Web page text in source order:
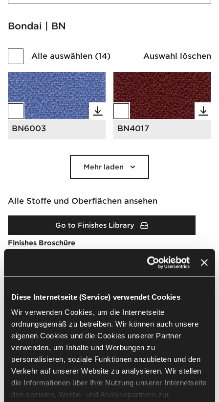
Diese Internetseite (Service) verwendet Cookies
Wir verwenden Cookies, um die Internetseite
ordnungsgemäß zu betreiben. Wir können auch unsere
eigenen Cookies und die Cookies unserer Partner
verwenden, um Inhalte und Werbungen zu
personalisieren, soziale Funktionen anzubieten und den
Verkehr auf unserer Website zu analysieren. Wir stellen
die Informationen über Ihre Nutzung unserer Internetseite
den sozialen, Werbe- und Analysepartnern zur
Bondai | BN
Alle auswählen (14) Auswahl löschen
BN6003 BN4017
Mehr laden
Alle Stoffe und Oberflächen ansehen
Go to Finishes Library
Finishes Broschüre
Downloads
Packshots Arrangement 2D & 3D
Alle auswählen (25) Auswahl löschen